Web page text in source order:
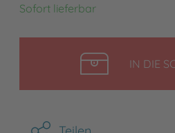
Sofort lieferbar
IN DIE